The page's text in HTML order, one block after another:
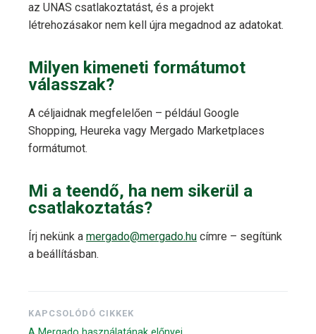
az UNAS csatlakoztatást, és a projekt
létrehozásakor nem kell újra megadnod az adatokat.
Milyen kimeneti formátumot
válasszak?
A céljaidnak megfelelően – például Google
Shopping, Heureka vagy Mergado Marketplaces
formátumot.
Mi a teendő, ha nem sikerül a
csatlakoztatás?
Írj nekünk a mergado@mergado.hu címre – segítünk
a beállításban.
KAPCSOLÓDÓ CIKKEK